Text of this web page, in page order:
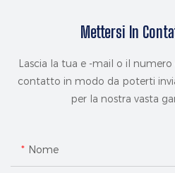
Mettersi In
Lascia la tua e -mail o il
contatto in modo da poterti
per la nostra vasta
Nome